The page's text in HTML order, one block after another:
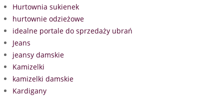
Hurtownia sukienek
hurtownie odzieżowe
idealne portale do sprzedaży ubrań
Jeans
jeansy damskie
Kamizelki
kamizelki damskie
Kardigany